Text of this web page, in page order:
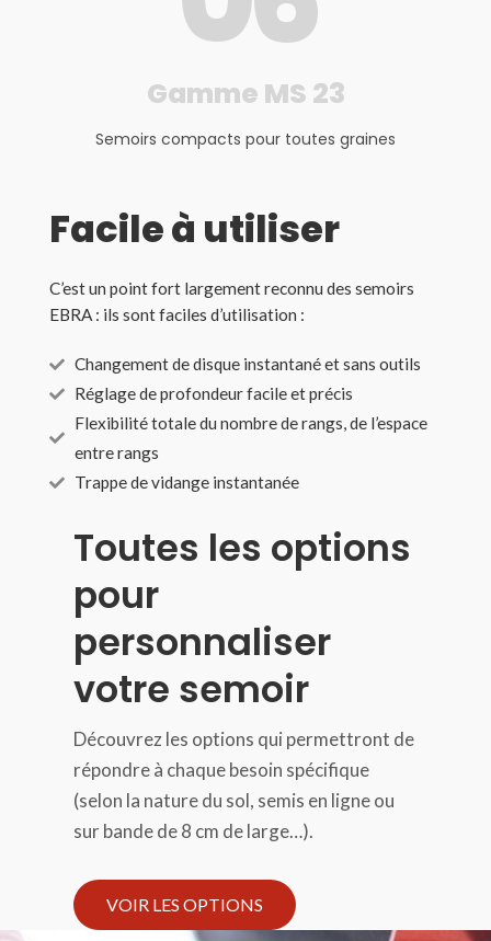
Gamme MS 23
Semoirs compacts pour toutes graines
Facile à utiliser
C’est un point fort largement reconnu des semoirs
EBRA : ils sont faciles d’utilisation :
Changement de disque instantané et sans outils
Réglage de profondeur facile et précis
Flexibilité totale du nombre de rangs, de l’espace
entre rangs
Trappe de vidange instantanée
Toutes les options
pour
personnaliser
votre semoir
Découvrez les options qui permettront de
répondre à chaque besoin spécifique
(selon la nature du sol, semis en ligne ou
sur bande de 8 cm de large…).
VOIR LES OPTIONS